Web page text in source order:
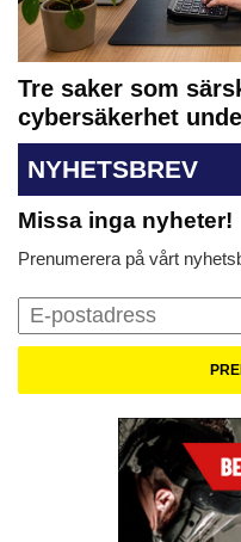
Tre saker som
cybersäkerhet
NYHETSBREV
Missa inga nyheter!
Prenumerera på vårt